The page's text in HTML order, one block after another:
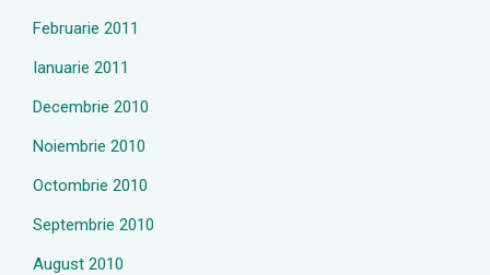
Februarie 2011
Ianuarie 2011
Decembrie 2010
Noiembrie 2010
Octombrie 2010
Septembrie 2010
August 2010